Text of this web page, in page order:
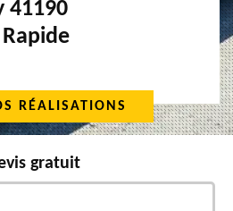
41190
RÉALISATIONS
gratuit